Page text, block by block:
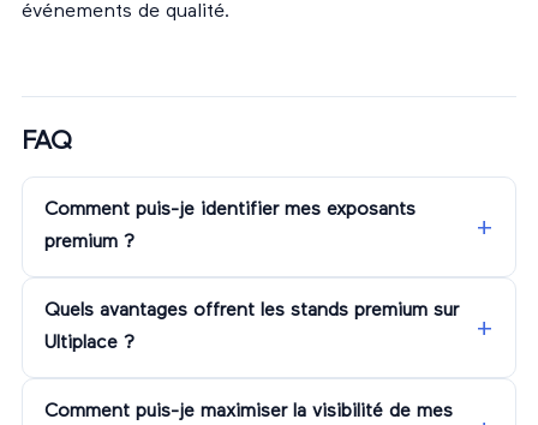
événements de qualité.
FAQ
Comment puis-je identifier mes exposants
premium ?
Quels avantages offrent les stands premium sur
Ultiplace ?
Comment puis-je maximiser la visibilité de mes